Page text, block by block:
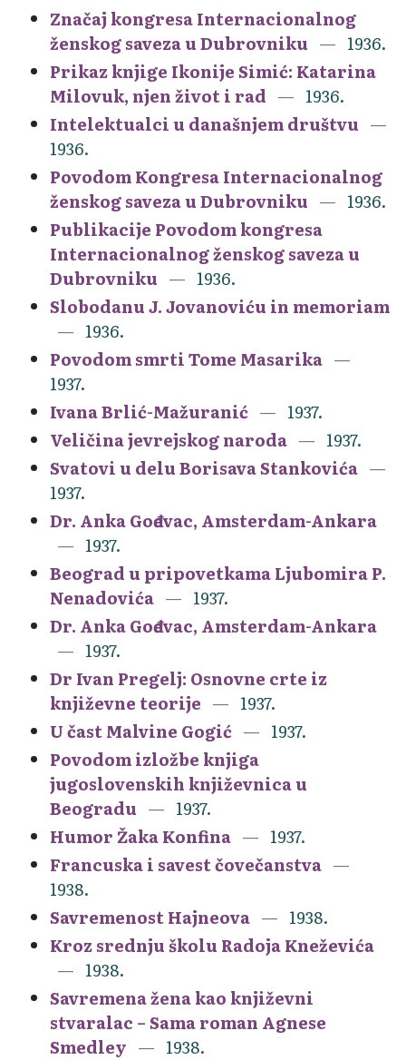
Značaj kongresa Internacionalnog
ženskog saveza u Dubrovniku
1936.
Prikaz knjige Ikonije Simić: Katarina
Milovuk, njen život i rad
1936.
Intelektualci u današnjem društvu
1936.
Povodom Kongresa Internacionalnog
ženskog saveza u Dubrovniku
1936.
Publikacije Povodom kongresa
Internacionalnog ženskog saveza u
Dubrovniku
1936.
Slobodanu J. Jovanoviću in memoriam
1936.
Povodom smrti Tome Masarika
1937.
Ivana Brlić-Mažuranić
1937.
Veličina jevrejskog naroda
1937.
Svatovi u delu Borisava Stankovića
1937.
Dr. Anka Gođevac, Amsterdam-Ankara
1937.
Beograd u pripovetkama Ljubomira P.
Nenadovića
1937.
Dr. Anka Gođevac, Amsterdam-Ankara
1937.
Dr Ivan Pregelj: Osnovne crte iz
književne teorije
1937.
U čast Malvine Gogić
1937.
Povodom izložbe knjiga
jugoslovenskih književnica u
Beogradu
1937.
Humor Žaka Konfina
1937.
Francuska i savest čovečanstva
1938.
Savremenost Hajneova
1938.
Kroz srednju školu Radoja Kneževića
1938.
Savremena žena kao književni
stvaralac – Sama roman Agnese
Smedley
1938.